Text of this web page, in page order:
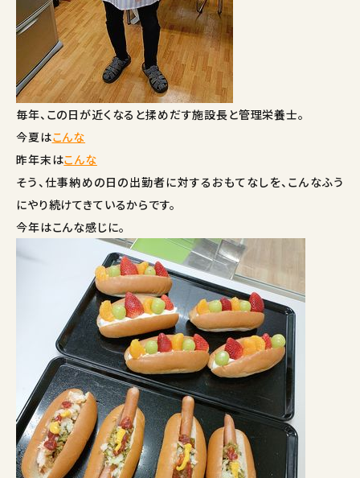
毎年、この日が近くなると揉めだす施設長と管理栄養士。
今夏はこんな
昨年末はこんな
そう、仕事納めの日の出勤者に対するおもてなしを、こんなふう
にやり続けてきているからです。
今年はこんな感じに。